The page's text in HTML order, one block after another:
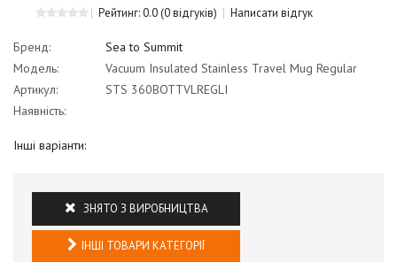
Рейтинг: 0.0(0 відгуків) Написати відгук
Бренд:
Sea to Summit
Модель:
Vacuum Insulated Stainless Travel Mug Regular
Артикул:
STS 360BOTTVLREGLI
Наявність:
Інші варіанти:
ЗНЯТО З ВИРОБНИЦТВА
ІНШІ ТОВАРИ КАТЕГОРІЇ